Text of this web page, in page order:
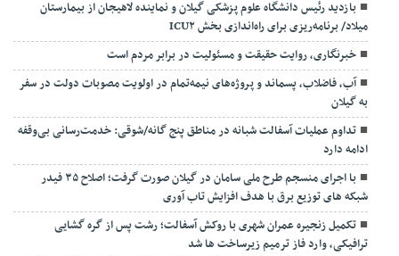
بازدید رئیس دانشگاه علوم پزشکی گیلان و نماینده لاهیجان از بیمارستان
میلاد/ برنامه‌ریزی برای راه‌اندازی بخش ICU۲
خبرنگاری، روایت حقیقت و مسئولیت‌ در برابر مردم است
آب، فاضلاب، پسماند و پروژه‌های نیمه‌تمام در اولویت مصوبات دولت در سفر
به گیلان
تداوم عملیات آسفالت‌ شبانه در مناطق پنج گانه/شوقی: خدمت‌رسانی بی‌وقفه
ادامه دارد
با اجرای منسجم طرح ملی سامان در گیلان صورت گرفت؛ اصلاح ۳۵ فیدر
شبکه های توزیع برق با هدف افزایش تاب آوری
تکمیل زنجیره عمران شهری با روکش آسفالت؛ رشت پس از گره گشایی
ترافیکی، وارد فاز ترمیم زیرساخت ها شد